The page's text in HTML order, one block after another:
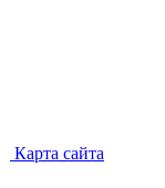
Карта сайта